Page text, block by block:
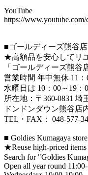
YouTube
https://
■ゴールディーズ熊谷店
★高額品を安心してリ
「ゴールディーズ熊谷
営業時間 年中無休 11：
水曜日は 10：00～19：
所在地：〒360-0831
ドンドンダウン熊谷店
TEL・FAX： 048-577-
■ Goldies Kumagaya store
★Reuse high-priced
Search for "Goldies
Open all year round